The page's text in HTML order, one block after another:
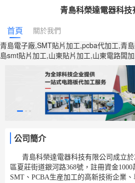
青島電子廠,SMT貼片加工,pcba代加工,青
島smt貼片加工,山東貼片加工,山東電路闆
青島科榮達電器科技
首頁
關於我們
公司簡介
青島科榮達電器科技有限公司成立於
區夏莊街道銀河路368號，註冊資金
SMT、PCBA生産加工的高新技術企業